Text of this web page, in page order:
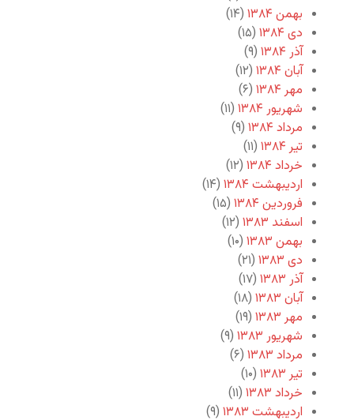
بهمن ۱۳۸۴
(۱۴)
دی ۱۳۸۴
(۱۵)
آذر ۱۳۸۴
(۹)
آبان ۱۳۸۴
(۱۲)
مهر ۱۳۸۴
(۶)
شهریور ۱۳۸۴
(۱۱)
مرداد ۱۳۸۴
(۹)
تیر ۱۳۸۴
(۱۱)
خرداد ۱۳۸۴
(۱۲)
اردیبهشت ۱۳۸۴
(۱۴)
فروردین ۱۳۸۴
(۱۵)
اسفند ۱۳۸۳
(۱۲)
بهمن ۱۳۸۳
(۱۰)
دی ۱۳۸۳
(۲۱)
آذر ۱۳۸۳
(۱۷)
آبان ۱۳۸۳
(۱۸)
مهر ۱۳۸۳
(۱۹)
شهریور ۱۳۸۳
(۹)
مرداد ۱۳۸۳
(۶)
تیر ۱۳۸۳
(۱۰)
خرداد ۱۳۸۳
(۱۱)
اردیبهشت ۱۳۸۳
(۹)